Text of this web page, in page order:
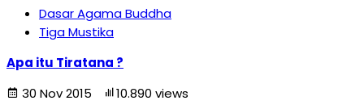
Dasar Agama Buddha
Tiga Mustika
Apa itu Tiratana ?
30 Nov 2015
10.890 views